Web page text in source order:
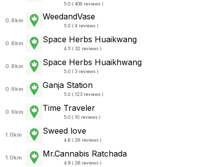
5.0 ( 408 reviews )
0.8km WeedandVase
5.0 ( 4 reviews )
0.8km Space Herbs Huaikwang
4.5 ( 32 reviews )
0.8km Space Herbs Huaikhwang
5.0 ( 3 reviews )
0.9km Ganja Station
5.0 ( 123 reviews )
0.9km Time Traveler
5.0 ( 10 reviews )
1.0km Sweed love
4.6 ( 28 reviews )
1.0km Mr.Cannabis Ratchada
4.9 ( 26 reviews )